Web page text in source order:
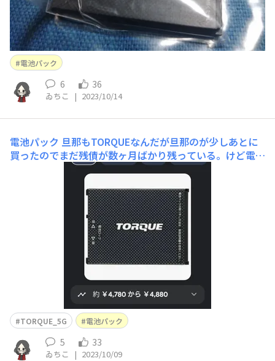
電池パック
6 36
ゐちこ | 2023/10/14
電池パック 旦那もTORQUEなんだが旦那のが少しあとに
買ったのでまだ残債が数ヶ月ばかり残っている。けど電池
パックがヘタって来たのでそれだけ買い替えるかいっそ数
ヶ月支払いが被るが本体買い替えるか悩みどころ。って思
い電池パックの値段見たら公式より2千円も高いんでやん
の。けど公式は在庫なしだしなぁ😂
TORQUE_5G 電池パック
5 33
ゐちこ | 2023/10/09